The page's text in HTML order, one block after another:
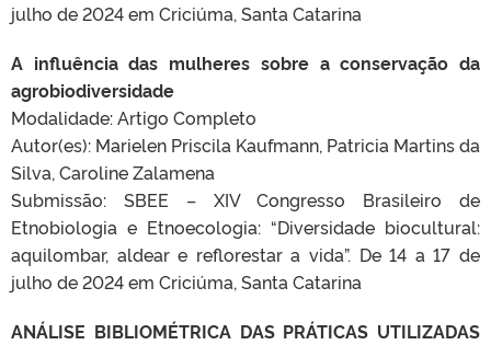
julho de 2024 em Criciúma, Santa Catarina
A influência das mulheres sobre a conservação da
agrobiodiversidade
Modalidade: Artigo Completo
Autor(es): Marielen Priscila Kaufmann, Patricia Martins da
Silva, Caroline Zalamena
Submissão: SBEE – XIV Congresso Brasileiro de
Etnobiologia e Etnoecologia: “Diversidade biocultural:
aquilombar, aldear e reflorestar a vida”. De 14 a 17 de
julho de 2024 em Criciúma, Santa Catarina
ANÁLISE BIBLIOMÉTRICA DAS PRÁTICAS UTILIZADAS